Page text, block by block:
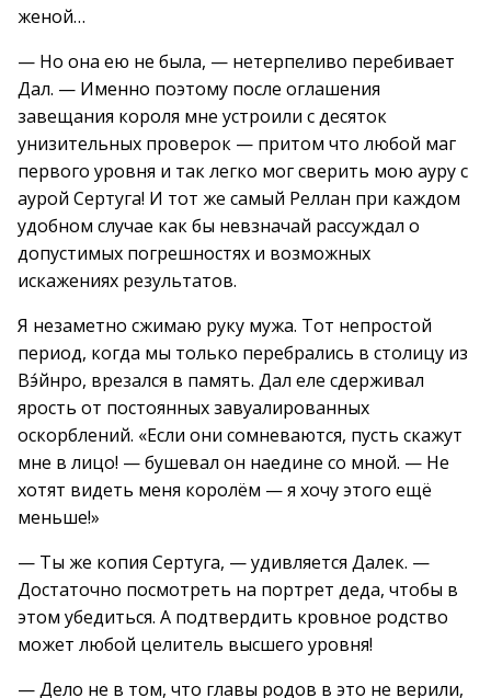
женой…
— Но она ею не была, — нетерпеливо перебивает
Дал. — Именно поэтому после оглашения
завещания короля мне устроили с десяток
унизительных проверок — притом что любой маг
первого уровня и так легко мог сверить мою ауру с
аурой Сертуга! И тот же самый Реллан при каждом
удобном случае как бы невзначай рассуждал о
допустимых погрешностях и возможных
искажениях результатов.
Я незаметно сжимаю руку мужа. Тот непростой
период, когда мы только перебрались в столицу из
Вэ́йнро, врезался в память. Дал еле сдерживал
ярость от постоянных завуалированных
оскорблений. «Если они сомневаются, пусть скажут
мне в лицо! — бушевал он наедине со мной. — Не
хотят видеть меня королём — я хочу этого ещё
меньше!»
— Ты же копия Сертуга, — удивляется Далек. —
Достаточно посмотреть на портрет деда, чтобы в
этом убедиться. А подтвердить кровное родство
может любой целитель высшего уровня!
— Дело не в том, что главы родов в это не верили,